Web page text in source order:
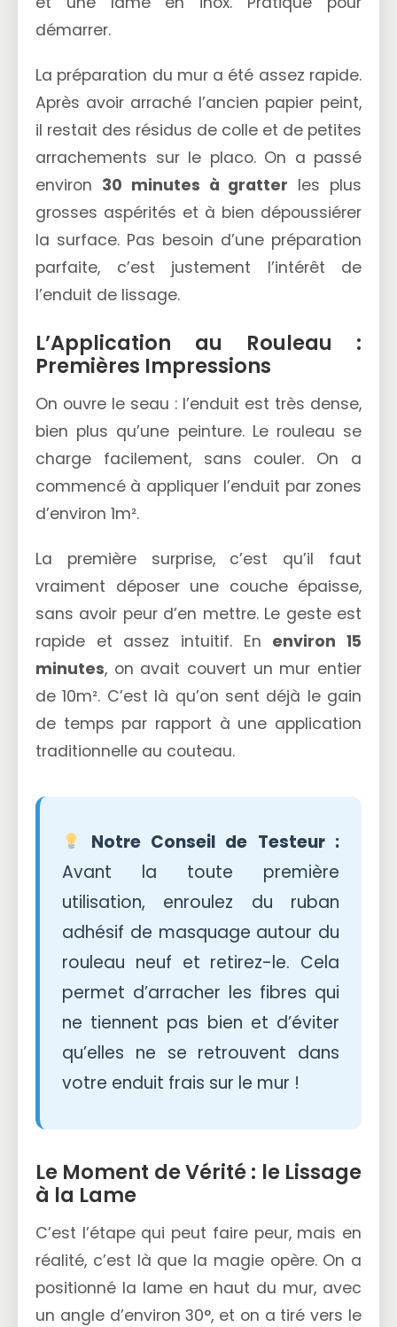
démarrer.
La préparation du mur a été assez rapide.
Après avoir arraché l’ancien papier peint,
il restait des résidus de colle et de petites
arrachements sur le placo. On a passé
environ 30 minutes à gratter les plus
grosses aspérités et à bien dépoussiérer
la surface. Pas besoin d’une préparation
parfaite, c’est justement l’intérêt de
l’enduit de lissage.
L’Application au Rouleau :
Premières Impressions
On ouvre le seau : l’enduit est très dense,
bien plus qu’une peinture. Le rouleau se
charge facilement, sans couler. On a
commencé à appliquer l’enduit par zones
d’environ 1m².
La première surprise, c’est qu’il faut
vraiment déposer une couche épaisse,
sans avoir peur d’en mettre. Le geste est
rapide et assez intuitif. En environ 15
minutes, on avait couvert un mur entier
de 10m². C’est là qu’on sent déjà le gain
de temps par rapport à une application
traditionnelle au couteau.
Notre Conseil de Testeur :
Avant la toute première
utilisation, enroulez du ruban
adhésif de masquage autour du
rouleau neuf et retirez-le. Cela
permet d’arracher les fibres qui
ne tiennent pas bien et d’éviter
qu’elles ne se retrouvent dans
votre enduit frais sur le mur !
Le Moment de Vérité : le Lissage
à la Lame
C’est l’étape qui peut faire peur, mais en
réalité, c’est là que la magie opère. On a
positionné la lame en haut du mur, avec
un angle d’environ 30°, et on a tiré vers le